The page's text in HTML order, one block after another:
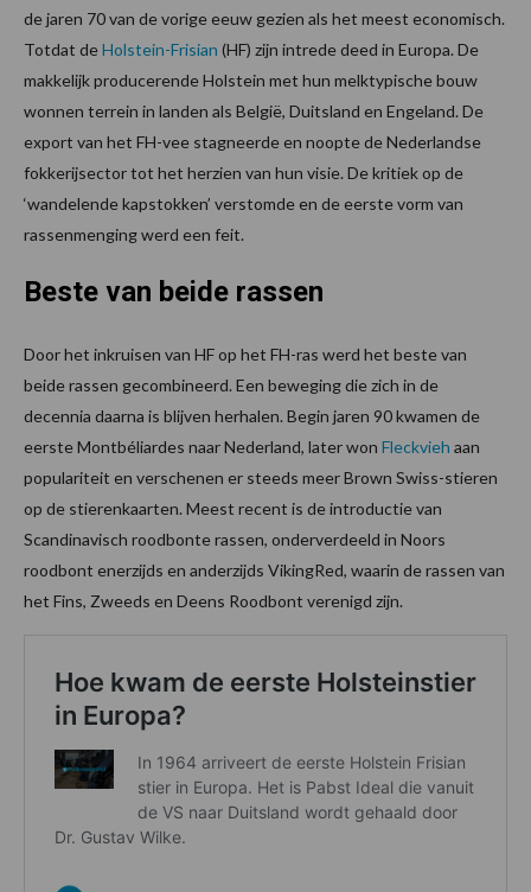
de jaren 70 van de vorige eeuw gezien als het meest economisch.
Totdat deHolstein-Frisian (HF) zijn intrede deed in Europa. De
makkelijk producerende Holstein met hun melktypische bouw
wonnen terrein in landen als België, Duitsland en Engeland. De
export van het FH-vee stagneerde en noopte de Nederlandse
fokkerijsector tot het herzien van hun visie. De kritiek op de
‘wandelende kapstokken’ verstomde en de eerste vorm van
rassenmenging werd een feit.
Beste van beide rassen
Door het inkruisen van HF op het FH-ras werd het beste van
beide rassen gecombineerd. Een beweging die zich in de
decennia daarna is blijven herhalen. Begin jaren 90 kwamen de
eerste Montbéliardes naar Nederland, later won Fleckvieh aan
populariteit en verschenen er steeds meer Brown Swiss-stieren
op de stierenkaarten. Meest recent is de introductie van
Scandinavisch roodbonte rassen, onderverdeeld in Noors
roodbont enerzijds en anderzijds VikingRed, waarin de rassen van
het Fins, Zweeds en Deens Roodbont verenigd zijn.